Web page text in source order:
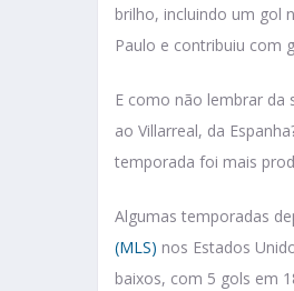
brilho, incluindo um gol
Paulo e contribuiu com
E como não lembrar da
ao Villarreal, da
temporada foi mais
Algumas temporadas
(MLS) nos Estados
baixos, com 5 gols em